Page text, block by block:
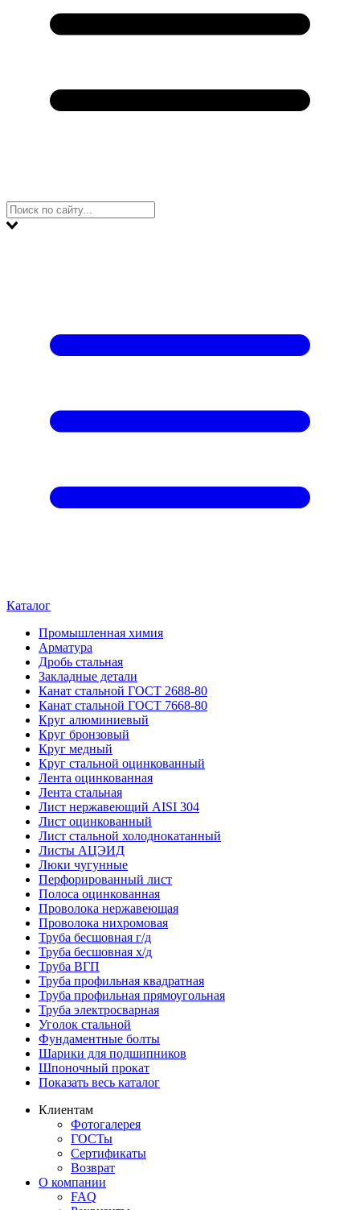
Каталог
Промышленная химия
Арматура
Дробь стальная
Закладные детали
Канат стальной ГОСТ 2688-80
Канат стальной ГОСТ 7668-80
Круг алюминиевый
Круг бронзовый
Круг медный
Круг стальной оцинкованный
Лента оцинкованная
Лента стальная
Лист нержавеющий AISI 304
Лист оцинкованный
Лист стальной холоднокатанный
Листы АЦЭИД
Люки чугунные
Перфорированный лист
Полоса оцинкованная
Проволока нержавеющая
Проволока нихромовая
Труба бесшовная г/д
Труба бесшовная х/д
Труба ВГП
Труба профильная квадратная
Труба профильная прямоугольная
Труба электросварная
Уголок стальной
Фундаментные болты
Шарики для подшипников
Шпоночный прокат
Показать весь каталог
Клиентам
Фотогалерея
ГОСТы
Сертификаты
Возврат
О компании
FAQ